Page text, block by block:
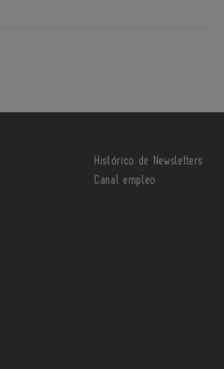
Histórico de Newsletters
Canal empleo